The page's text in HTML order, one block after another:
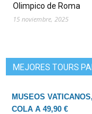
Olimpico de Roma
15 noviembre, 2025
MEJORES TOURS
MUSEOS
COLA A 49,90 €